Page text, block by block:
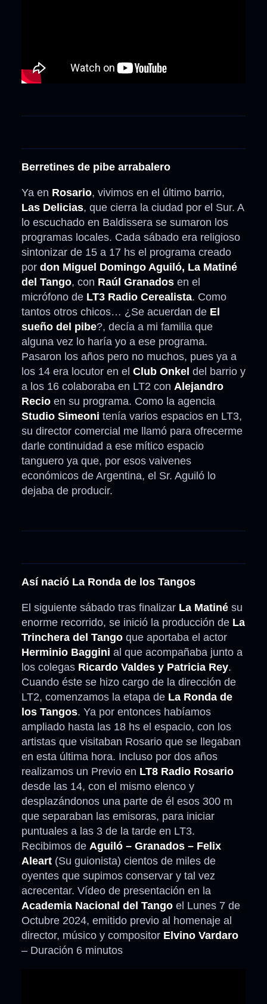
Berretines de pibe arrabalero
Ya en Rosario, vivimos en el último barrio,
Las Delicias, que cierra la ciudad por el Sur. A
lo escuchado en Baldissera se sumaron los
programas locales. Cada sábado era religioso
sintonizar de 15 a 17 hs el programa creado
por don Miguel Domingo Aguiló, La Matiné
del Tango, con Raúl Granados en el
micrófono de LT3 Radio Cerealista. Como
tantos otros chicos… ¿Se acuerdan de El
sueño del pibe?, decía a mi familia que
alguna vez lo haría yo a ese programa.
Pasaron los años pero no muchos, pues ya a
los 14 era locutor en el Club Onkel del barrio y
a los 16 colaboraba en LT2 con Alejandro
Recio en su programa. Como la agencia
Studio Simeoni tenía varios espacios en LT3,
su director comercial me llamó para ofrecerme
darle continuidad a ese mítico espacio
tanguero ya que, por esos vaivenes
económicos de Argentina, el Sr. Aguiló lo
dejaba de producir.
Así nació La Ronda de los Tangos
El siguiente sábado tras finalizar La Matiné su
enorme recorrido, se inició la producción de La
Trinchera del Tango que aportaba el actor
Herminio Baggini al que acompañaba junto a
los colegas Ricardo Valdes y Patricia Rey.
Cuando éste se hizo cargo de la dirección de
LT2, comenzamos la etapa de La Ronda de
los Tangos. Ya por entonces habíamos
ampliado hasta las 18 hs el espacio, con los
artistas que visitaban Rosario que se llegaban
en esta última hora. Incluso por dos años
realizamos un Previo en LT8 Radio Rosario
desde las 14, con el mismo elenco y
desplazándonos una parte de él esos 300 m
que separaban las emisoras, para iniciar
puntuales a las 3 de la tarde en LT3.
Recibimos de Aguiló – Granados – Felix
Aleart (Su guionista) cientos de miles de
oyentes que supimos conservar y tal vez
acrecentar. Vídeo de presentación en la
Academia Nacional del Tango el Lunes 7 de
Octubre 2024, emitido previo al homenaje al
director, músico y compositor Elvino Vardaro
– Duración 6 minutos